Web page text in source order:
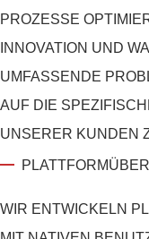
PROZESSE
INNOVATION UND
UMFASSENDE
AUF DIE
UNSERER KUNDEN
WIR ENTWICKELN